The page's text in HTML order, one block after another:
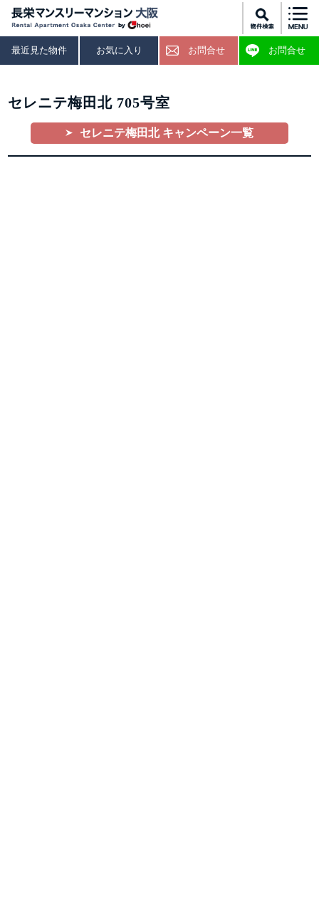
最近見た物件 お気に入り お問合せ お問合せ
セレニテ梅田北 705号室
セレニテ梅田北 キャンペーン一覧